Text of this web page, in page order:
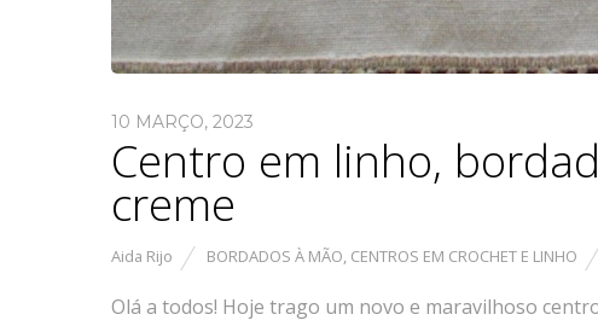
10 MARÇO, 2023
Centro em linho,
creme
Aida Rijo BORDADOS À MÃO, CENTROS EM CROCHET E LINHO
Olá a todos! Hoje trago um novo e maravilhoso